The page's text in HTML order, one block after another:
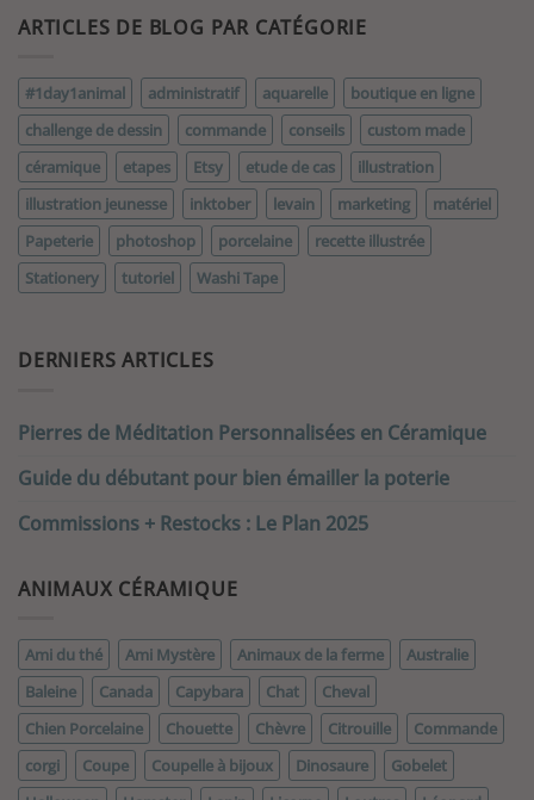
ARTICLES DE BLOG PAR CATÉGORIE
#1day1animal administratif aquarelle
boutique en ligne
challenge de dessin
commande conseils
custom made
céramique
etapes Etsy etude de cas
illustration
illustration jeunesse
inktober levain marketing
matériel
Papeterie
photoshop porcelaine
recette illustrée
Stationery
tutoriel Washi Tape
DERNIERS ARTICLES
Pierres de Méditation Personnalisées en Céramique
Guide du débutant pour bien émailler la poterie
Commissions + Restocks : Le Plan 2025
ANIMAUX CÉRAMIQUE
Ami du thé Ami Mystère Animaux de la ferme
Australie
Baleine
Canada Capybara Chat
Cheval
Chien Porcelaine
Chouette Chèvre Citrouille
Commande
corgi
Coupe Coupelle à bijoux Dinosaure
Gobelet